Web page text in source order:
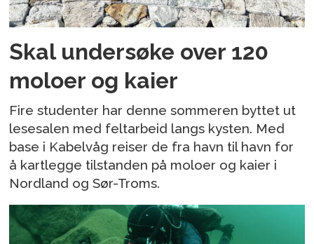
Skal undersøke over 120
moloer og kaier
Fire studenter har denne sommeren byttet ut
lesesalen med feltarbeid langs kysten. Med
base i Kabelvåg reiser de fra havn til havn for
å kartlegge tilstanden på moloer og kaier i
Nordland og Sør-Troms.